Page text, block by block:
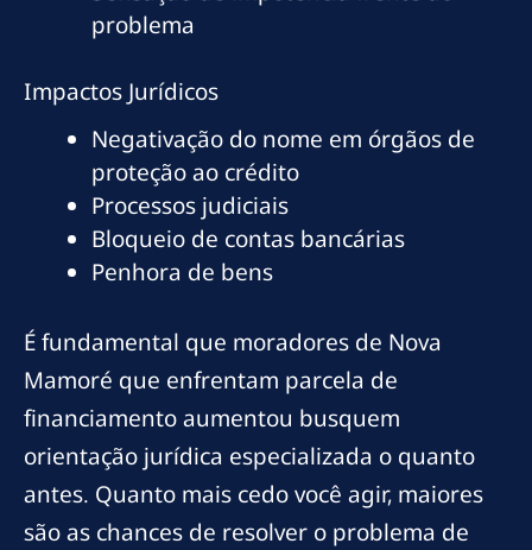
problema
Impactos Jurídicos
Negativação do nome em órgãos de
proteção ao crédito
Processos judiciais
Bloqueio de contas bancárias
Penhora de bens
É fundamental que moradores de Nova
Mamoré que enfrentam parcela de
financiamento aumentou busquem
orientação jurídica especializada o quanto
antes. Quanto mais cedo você agir, maiores
são as chances de resolver o problema de